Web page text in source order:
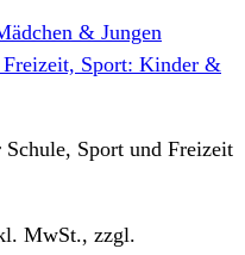
& Jungen
Sport: Kinder &
Sport und Freizeit
MwSt., zzgl.